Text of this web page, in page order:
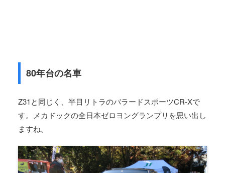
80年台の名車
Z31と同じく、半目リトラのバラードスポーツCR-Xで
す。メカドックの全日本ゼロヨングランプリを思い出し
ますね。